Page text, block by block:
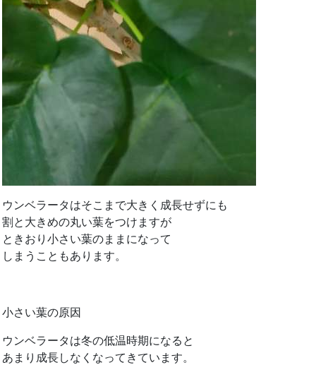
ウンベラータはそこまで大きく成長せずにも
割と大きめの丸い葉をつけますが
ときおり小さい葉のままになって
しまうこともあります。
小さい葉の原因
ウンベラータは冬の低温時期になると
あまり成長しなくなってきています。